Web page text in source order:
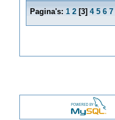
Pagina's: 1 2[3] 4 5 6 7